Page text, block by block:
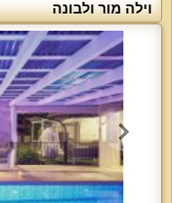
וילה מור ולבונה